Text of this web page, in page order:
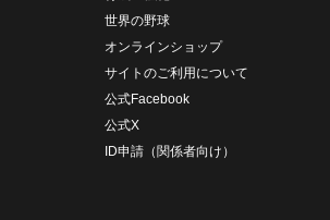
世界の野球
オンラインショップ
サイトのご利用について
公式Facebook
公式X
ID申請（関係者向け）